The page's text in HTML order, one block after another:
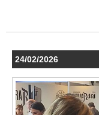
24/02/2026